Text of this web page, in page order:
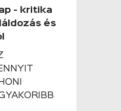
- kritika
és